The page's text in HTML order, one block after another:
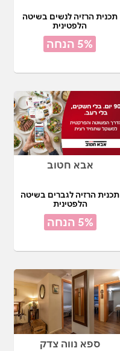
תכנית הרזיה לנשים בשיטה
הלפטינית
5% הנחה
אבא חטוב
תכנית הרזיה לגברים בשיטה
הלפטינית
5% הנחה
ספא נווה צדק